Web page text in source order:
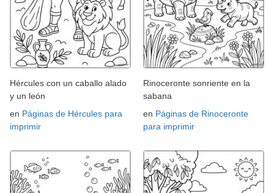
Hércules con un caballo alado
y un león
en Páginas de Hércules para
imprimir
Rinoceronte sonriente en la
sabana
en Páginas de Rinoceronte
para imprimir